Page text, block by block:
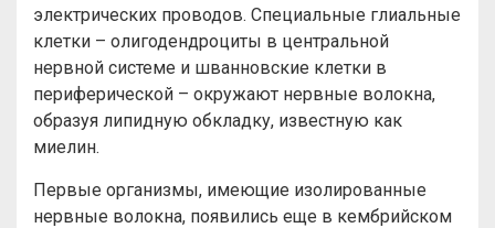
электрических проводов. Специальные глиальные
клетки – олигодендроциты в центральной
нервной системе и шванновские клетки в
периферической – окружают нервные волокна,
образуя липидную обкладку, известную как
миелин.
Первые организмы, имеющие изолированные
нервные волокна, появились еще в кембрийском